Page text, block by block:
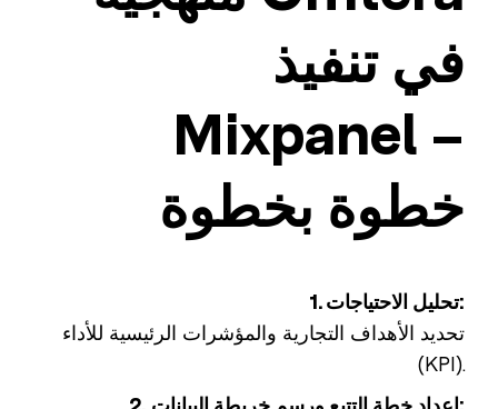
في تنفيذ
Mixpanel –
خطوة بخطوة
1. تحليل الاحتياجات:
تحديد الأهداف التجارية والمؤشرات الرئيسية للأداء
(KPI).